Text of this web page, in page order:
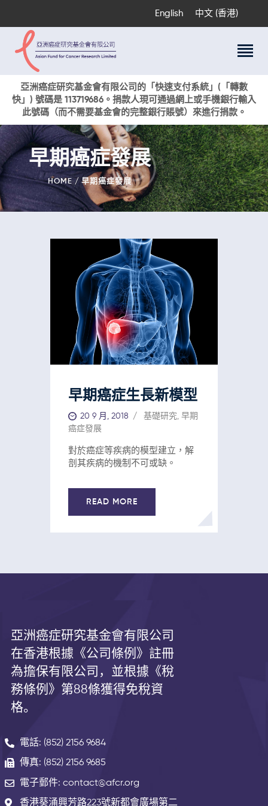
English 中文 (香港)
亞洲癌症研究基金會有限公司的「快速支付系統」(「轉數
快」) 號碼是 113719686。捐款人現可通過網上或手機銀行輸入
此號碼（而不需要基金會的完整銀行賬號）來進行捐款。
早期癌症發展
HOME 早期癌症發展
關於我們
科研項目
活動與獎項
新聞
捐款支持
現在捐贈
早期癌症生長新模型
20 9 月, 2018 基礎研究, 早期
癌症發展
對於癌症等疾病的模型建立，解
剖其疾病的機制不可或缺。
READ MORE
亞洲癌症研究基金會有限公司
在香港根據《公司條例》註冊
為擔保有限公司，並根據《稅
務條例》第88條獲得免稅資
格。
電話: (852) 2156 9684
傳真: (852) 2156 9685
電子郵件: contact@afcr.org
香港葵涌興芳路223號新都會廣場第二